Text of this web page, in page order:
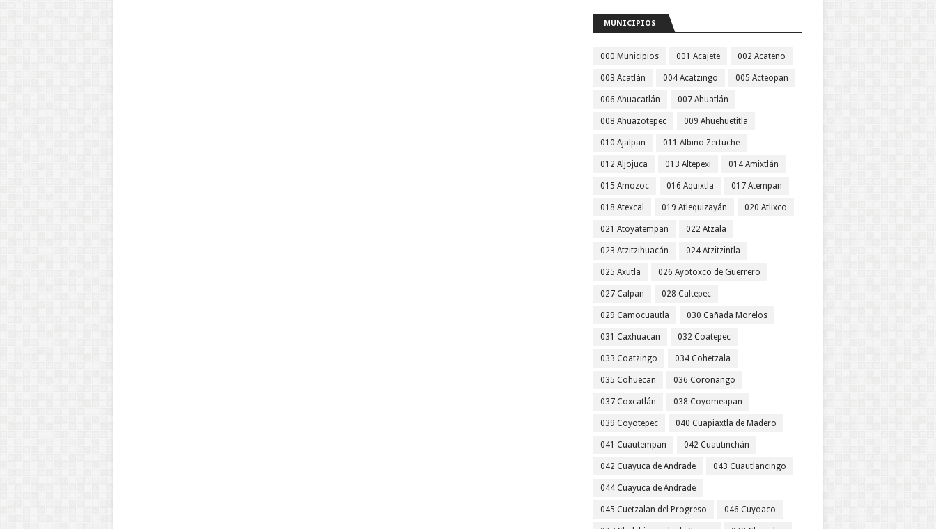
MUNICIPIOS
000 Municipios 001 Acajete 002 Acateno
003 Acatlán 004 Acatzingo 005 Acteopan
006 Ahuacatlán 007 Ahuatlán
008 Ahuazotepec 009 Ahuehuetitla
010 Ajalpan 011 Albino Zertuche
012 Aljojuca 013 Altepexi 014 Amixtlán
015 Amozoc 016 Aquixtla 017 Atempan
018 Atexcal 019 Atlequizayán 020 Atlixco
021 Atoyatempan 022 Atzala
023 Atzitzihuacán 024 Atzitzintla
025 Axutla 026 Ayotoxco de Guerrero
027 Calpan 028 Caltepec
029 Camocuautla 030 Cañada Morelos
031 Caxhuacan 032 Coatepec
033 Coatzingo 034 Cohetzala
035 Cohuecan 036 Coronango
037 Coxcatlán 038 Coyomeapan
039 Coyotepec 040 Cuapiaxtla de Madero
041 Cuautempan 042 Cuautinchán
042 Cuayuca de Andrade 043 Cuautlancingo
044 Cuayuca de Andrade
045 Cuetzalan del Progreso 046 Cuyoaco